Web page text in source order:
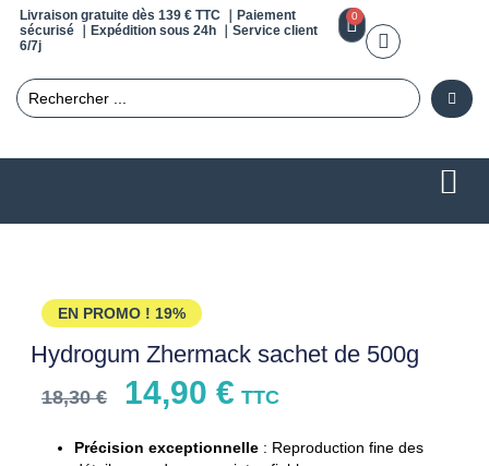
Livraison gratuite dès 139 € TTC ｜Paiement
sécurisé ｜Expédition sous 24h ｜Service client
6/7j
0
EN PROMO ! 19%
Hydrogum Zhermack sachet de 500g
18,30€ 14,90 € TTC
Précision exceptionnelle: Reproduction fine des